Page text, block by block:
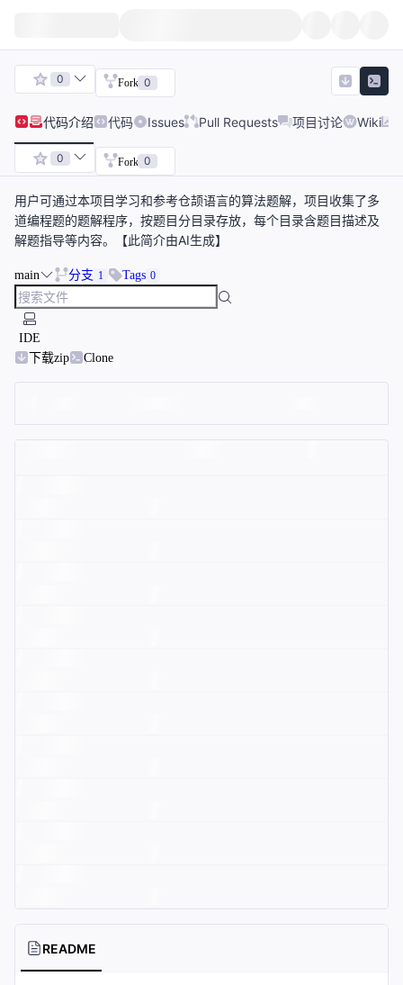
0 Fork 0
代码介绍 代码 Issues Pull Requests 项目讨论 Wiki
0 Fork 0
用户可通过本项目学习和参考仓颉语言的算法题解，项目收集了多
道编程题的题解程序，按题目分目录存放，每个目录含题目描述及
解题指导等内容。【此简介由AI生成】
main 分支 1 Tags 0
IDE
下载zip
Clone
README